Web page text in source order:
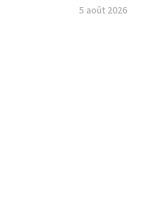
5 août 2026